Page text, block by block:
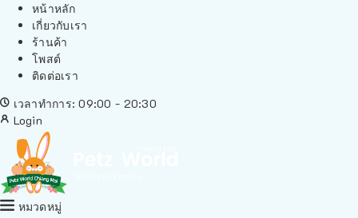
หน้าหลัก
เกี่ยวกับเรา
ร้านค้า
โพสต์
ติดต่อเรา
เวลาทำการ: 09:00 - 20:30
Login
หมวดหมู่